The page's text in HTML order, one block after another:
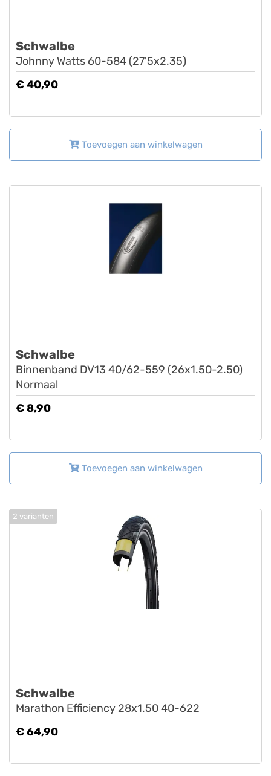
Schwalbe
Johnny Watts 60-584 (27'5x2.35)
€ 40,90
Toevoegen aan winkelwagen
Schwalbe
Binnenband DV13 40/62-559 (26x1.50-2.50)
Normaal
€ 8,90
Toevoegen aan winkelwagen
Schwalbe
Marathon Efficiency 28x1.50 40-622
2 varianten
€ 64,90